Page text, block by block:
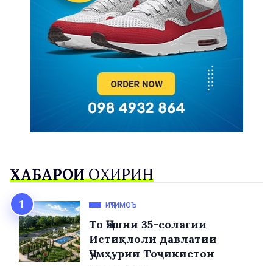
ХАБАРҲОИОХИРИН
ИҶТИМОЪ
То Ҷашни 35-солагии
Истиқлоли давлатии
Ҷумҳурии Тоҷикистон